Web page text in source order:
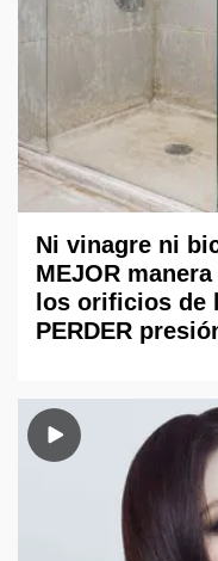
Ni vinagre ni
MEJOR
los orificios de
PERDER